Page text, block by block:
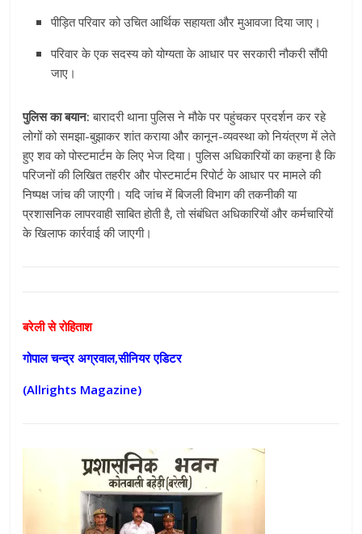
पीड़ित परिवार को उचित आर्थिक सहायता और मुआवजा दिया जाए।
परिवार के एक सदस्य को योग्यता के आधार पर सरकारी नौकरी सौंपी
जाए।
पुलिस का बयान: बारादरी थाना पुलिस ने मौके पर पहुंचकर प्रदर्शन कर रहे
लोगों को समझा-बुझाकर शांत कराया और कानून-व्यवस्था को नियंत्रण में लेते
हुए शव को पोस्टमार्टम के लिए भेज दिया। पुलिस अधिकारियों का कहना है कि
परिजनों की लिखित तहरीर और पोस्टमार्टम रिपोर्ट के आधार पर मामले की
निष्पक्ष जांच की जाएगी। यदि जांच में बिजली विभाग की तकनीकी या
प्रशासनिक लापरवाही साबित होती है, तो संबंधित अधिकारियों और कर्मचारियों
के खिलाफ कार्रवाई की जाएगी।
बरेली से रोहिताश
गोपाल चन्द्र अग्रवाल,सीनियर एडिटर
(Allrights Magazine)